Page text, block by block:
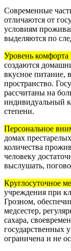
Современные
отличаются от
условиям
выделяются по
Уровень комфорта
создаются
вкусное питание,
пространство.
рассчитаны на
индивидуальный
степени.
Персональное
домах
количества
человеку
выслушать,
Круглосуточное
учреждения при
Грозном,
медсестер,
сахара,
государственных
ограничена и не